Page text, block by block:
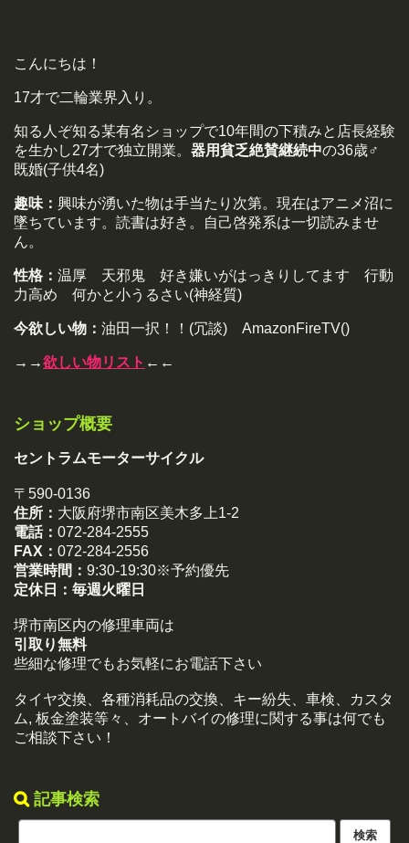
こんにちは！
17才で二輪業界入り。
知る人ぞ知る某有名ショップで10年間の下積みと店長経験
を生かし27才で独立開業。 器用貧乏絶賛継続中の36歳♂
既婚(子供4名)
趣味： 興味が湧いた物は手当たり次第。現在はアニメ沼に
墜ちています。読書は好き。自己啓発系は一切読みませ
ん。
性格： 温厚 天邪鬼 好き嫌いがはっきりしてます 行動
力高め 何かと小うるさい(神経質)
今欲しい物： 油田一択！！(冗談) AmazonFireTV()
→→欲しい物リスト ←←
ショップ概要
セントラムモーターサイクル
〒590-0136
住所： 大阪府堺市南区美木多上1-2
電話： 072-284-2555
FAX： 072-284-2556
営業時間： 9:30-19:30※予約優先
定休日： 毎週火曜日
堺市南区内の修理車両は
引取り無料
些細な修理でもお気軽にお電話下さい
タイヤ交換、各種消耗品の交換、キー紛失、車検、カスタ
ム, 板金塗装等々、オートバイの修理に関する事は何でも
ご相談下さい！
記事検索